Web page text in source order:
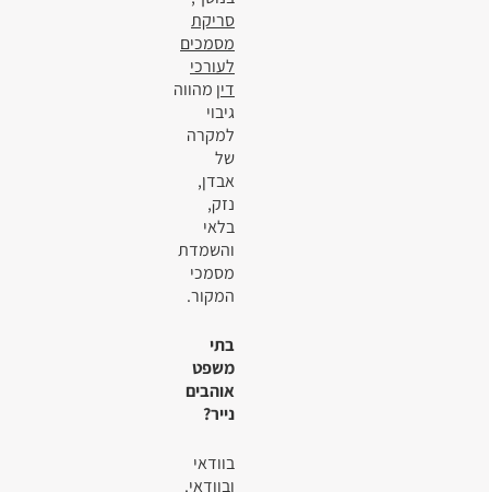
סריקת
מסמכים
לעורכי
דין מהווה
גיבוי
למקרה
של
אבדן,
נזק,
בלאי
והשמדת
מסמכי
המקור.
בתי
משפט
אוהבים
נייר?
בוודאי
ובוודאי.